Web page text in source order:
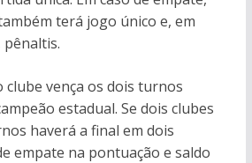
terá jogo único e, em
pênaltis.
clube vença os dois turnos
estadual. Se dois clubes
haverá a final em dois
empate na pontuação e saldo